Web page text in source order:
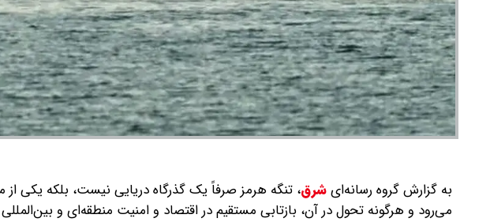
به گزارش گروه رسانه‌ایشرق، تنگه هرمز صرفاً یک گذرگاه دریایی نیست، بلکه یکی از
می‌رود و هرگونه تحول در آن، بازتابی مستقیم در اقتصاد و امنیت منطقه‌ای و بین‌المللی